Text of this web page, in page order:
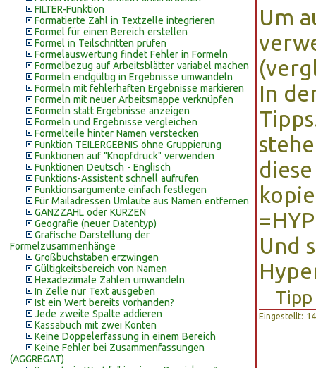
FILTER-Funktion
Formatierte Zahl in Textzelle integrieren
Formel für einen Bereich erstellen
Formel in Teilschritten prüfen
Formelauswertung findet Fehler in Formeln
Formelbezug auf Arbeitsblätter variabel machen
Formeln endgültig in Ergebnisse umwandeln
Formeln mit fehlerhaften Ergebnisse markieren
Formeln mit neuer Arbeitsmappe verknüpfen
Formeln statt Ergebnisse anzeigen
Formeln und Ergebnisse vergleichen
Formelteile hinter Namen verstecken
Funktion TEILERGEBNIS ohne Gruppierung
Funktionen auf "Knopfdruck" verwenden
Funktionen Deutsch - Englisch
Funktions-Assistent schnell aufrufen
Funktionsargumente einfach festlegen
Für Mailadressen Umlaute aus Namen entfernen
GANZZAHL oder KÜRZEN
Geografie (neuer Datentyp)
Grafische Darstellung der
Formelzusammenhänge
Großbuchstaben erzwingen
Gültigkeitsbereich von Namen
Hexadezimale Zahlen umwandeln
In Zelle nur Text ausgeben
Ist ein Wert bereits vorhanden?
Jede zweite Spalte addieren
Kassabuch mit zwei Konten
Keine Doppelerfassung in einem Bereich
Keine Fehler bei Zusammenfassungen
(AGGREGAT)
Um
In
Und
Eingestellt: